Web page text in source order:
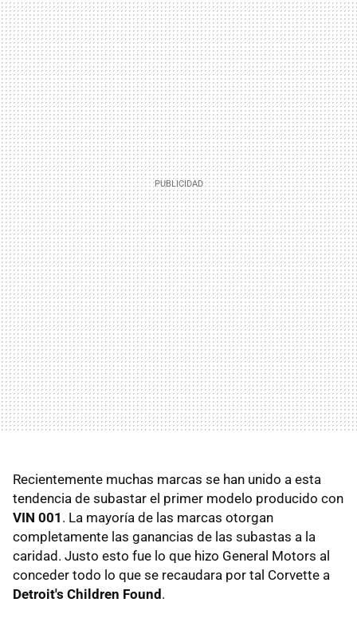
Recientemente muchas marcas se han unido a esta
tendencia de subastar el primer modelo producido con
VIN 001 . La mayoría de las marcas otorgan
completamente las ganancias de las subastas a la
caridad. Justo esto fue lo que hizo General Motors al
conceder todo lo que se recaudara por tal Corvette a
Detroit's Children Found.